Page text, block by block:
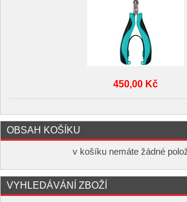
450,00 Kč
OBSAH KOŠÍKU
v košíku nemáte žádné
VYHLEDÁVÁNÍ ZBOŽÍ